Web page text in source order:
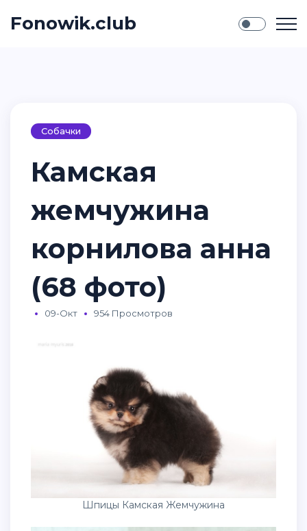
Fonowik.club
Собачки
Камская
жемчужина
корнилова анна
(68 фото)
09-Окт 954 Просмотров
Шпицы Камская Жемчужина